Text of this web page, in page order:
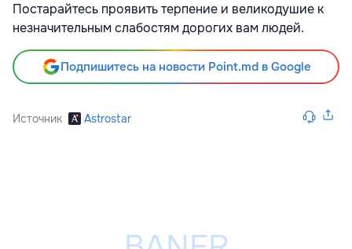
Постарайтесь проявить терпение и великодушие к
незначительным слабостям дорогих вам людей.
Подпишитесь на новости Point.md в Google
Источник Astrostar